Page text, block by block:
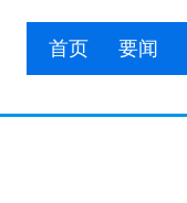
首页 要闻